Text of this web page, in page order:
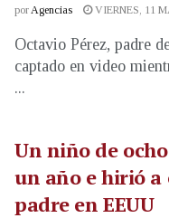
porAgencias VIERNES, 11
Octavio Pérez, padre
captado en video
...
Un niño de
un año e hirió
padre en EEUU